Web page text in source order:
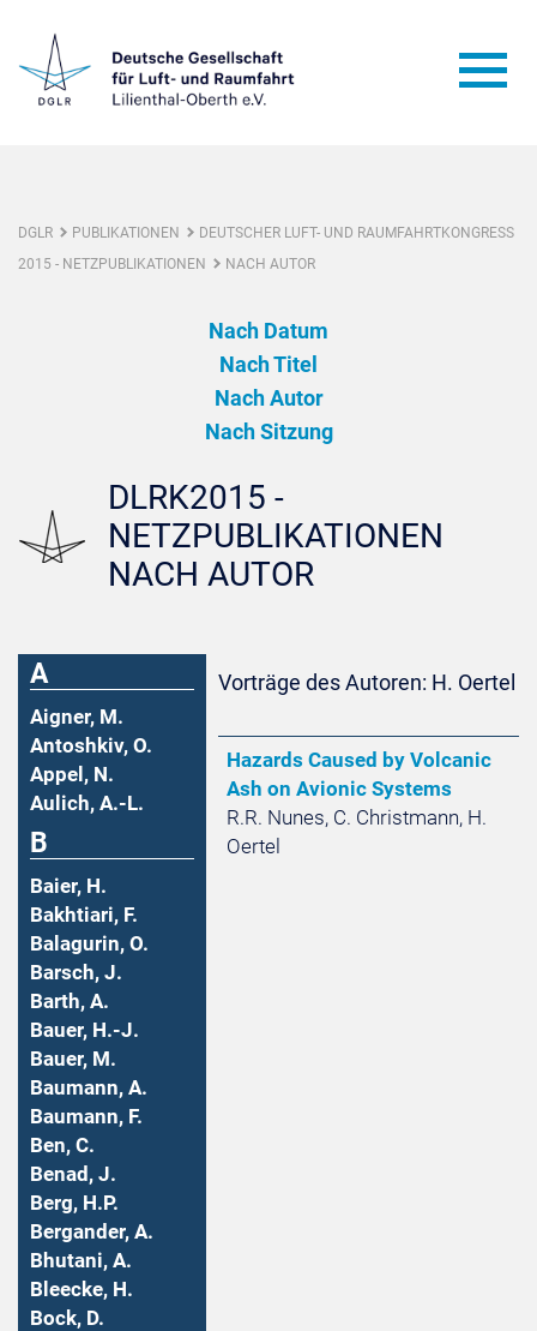
DGLR PUBLIKATIONEN
DEUTSCHER LUFT- UND RAUMFAHRTKONGRESS
2015 - NETZPUBLIKATIONEN
NACH AUTOR
Nach Datum
Nach Titel
Nach Autor
Nach Sitzung
DLRK2015 -
NETZPUBLIKATIONEN
NACH AUTOR
A
Aigner, M.
Antoshkiv, O.
Appel, N.
Aulich, A.-L.
B
Baier, H.
Bakhtiari, F.
Balagurin, O.
Barsch, J.
Barth, A.
Bauer, H.-J.
Bauer, M.
Baumann, A.
Baumann, F.
Ben, C.
Benad, J.
Berg, H.P.
Bergander, A.
Bhutani, A.
Bleecke, H.
Bock, D.
Vorträge des Autoren: H. Oertel
Hazards Caused by Volcanic
Ash on Avionic Systems
R.R. Nunes, C. Christmann, H.
Oertel